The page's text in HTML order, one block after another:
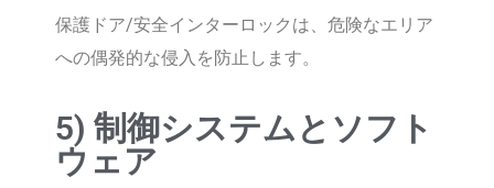
保護ドア/安全インターロックは、危険なエリア
への偶発的な侵入を防止します。
5) 制御システムとソフト
ウェア